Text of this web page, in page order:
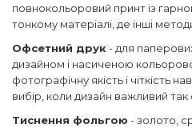
повнокольоровий принт із
тонкому матеріалі, де інші
Офсетний друк- для
дизайном і насиченою
фотографічну якість і чіткість
вибір, коли дизайн важливий так
Тиснення фольгою - золото,